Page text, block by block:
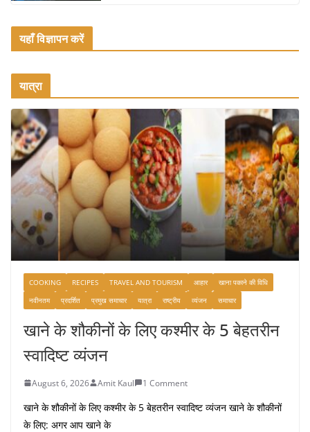
यहाँ विज्ञापन करें
यात्रा
COOKING RECIPES TRAVEL AND TOURISM आहार
खाना पकाने की विधि
नवीनतम
प्रदर्शित प्रमुख समाचार यात्रा राष्ट्रीय व्यंजन समाचार
खाने के शौकीनों के लिए कश्मीर के 5 बेहतरीन
स्वादिष्ट व्यंजन
August 6, 2026 Amit Kaul 1 Comment
खाने के शौकीनों के लिए कश्मीर के 5 बेहतरीन स्वादिष्ट व्यंजन खाने के शौकीनों
के लिए: अगर आप खाने के